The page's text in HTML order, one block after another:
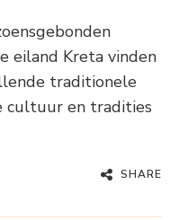
eiland Kreta vinden
traditionele
cultuur en tradities
SHARE